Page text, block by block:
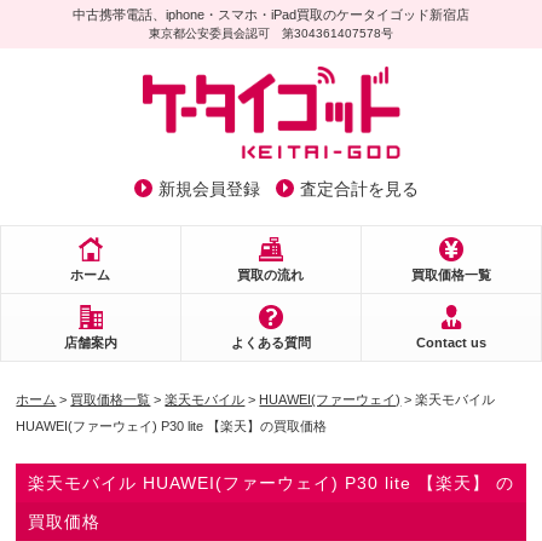
中古携帯電話、iphone・スマホ・iPad買取のケータイゴッド新宿店
東京都公安委員会認可 第304361407578号
新規会員登録 査定合計を見る
ホーム 買取の流れ 買取価格一覧
店舗案内 よくある質問 Contact us
ホーム > 買取価格一覧 >楽天モバイル > HUAWEI(ファーウェイ) > 楽天モバイル
HUAWEI(ファーウェイ) P30 lite 【楽天】の買取価格
楽天モバイル HUAWEI(ファーウェイ) P30 lite 【楽天】 の
買取価格